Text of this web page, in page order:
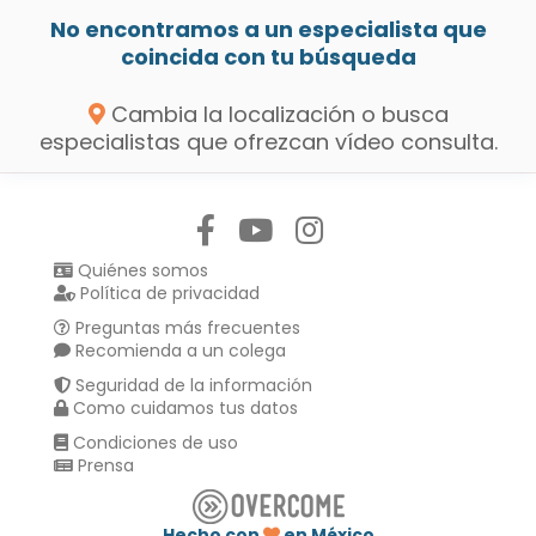
No encontramos a un especialista que
coincida con tu búsqueda
Cambia la localización o busca
especialistas que ofrezcan vídeo consulta.
Quiénes somos
Política de privacidad
Preguntas más frecuentes
Recomienda a un colega
Seguridad de la información
Como cuidamos tus datos
Condiciones de uso
Prensa